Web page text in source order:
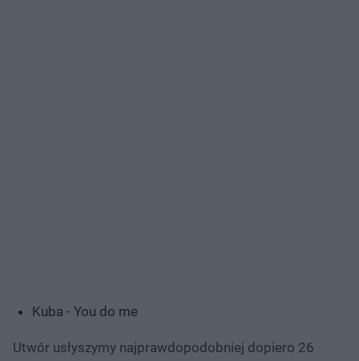
Kuba - You do me
Utwór usłyszymy najprawdopodobniej dopiero 26